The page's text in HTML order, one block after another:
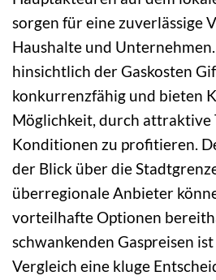
sorgen für eine zuverlässige
Haushalte und
hinsichtlich der Gaskosten
konkurrenzfähig und bieten
Möglichkeit, durch attraktive
Konditionen zu profitieren.
der Blick über die
überregionale Anbieter
vorteilhafte Optionen
schwankenden Gaspreisen
Vergleich eine kluge